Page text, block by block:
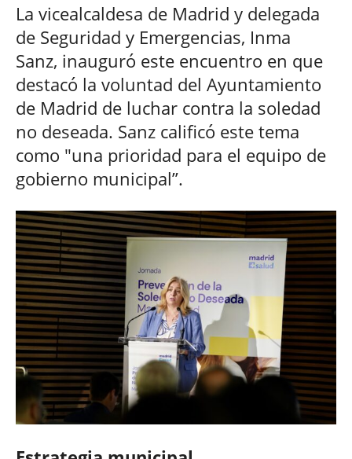
La vicealcaldesa de Madrid y delegada
de Seguridad y Emergencias, Inma
Sanz, inauguró este encuentro en que
destacó la voluntad del Ayuntamiento
de Madrid de luchar contra la soledad
no deseada. Sanz calificó este tema
como "una prioridad para el equipo de
gobierno municipal”.